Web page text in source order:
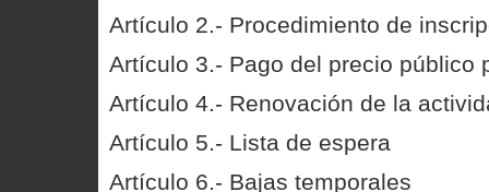
Artículo 2.- Procedimiento de
Artículo 3.- Pago del precio público
Artículo 4.- Renovación de la
Artículo 5.- Lista de espera
Artículo 6.- Bajas temporales